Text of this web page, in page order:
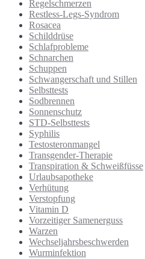
Regelschmerzen
Restless-Legs-Syndrom
Rosacea
Schilddrüse
Schlafprobleme
Schnarchen
Schuppen
Schwangerschaft und Stillen
Selbsttests
Sodbrennen
Sonnenschutz
STD-Selbsttests
Syphilis
Testosteronmangel
Transgender-Therapie
Transpiration & Schweißfüsse
Urlaubsapotheke
Verhütung
Verstopfung
Vitamin D
Vorzeitiger Samenerguss
Warzen
Wechseljahrsbeschwerden
Wurminfektion